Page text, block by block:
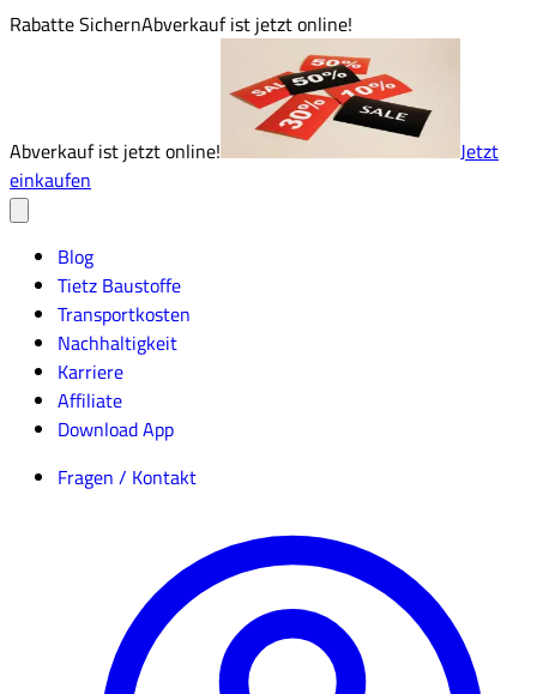
Rabatte SichernAbverkauf ist jetzt online!
Abverkauf ist jetzt online!
Jetzt
einkaufen
Blog
Tietz Baustoffe
Transportkosten
Nachhaltigkeit
Karriere
Affiliate
Download App
Fragen / Kontakt